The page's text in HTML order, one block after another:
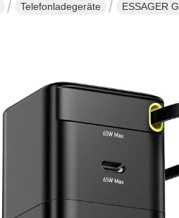
Telefonladegeräte ESSAGER